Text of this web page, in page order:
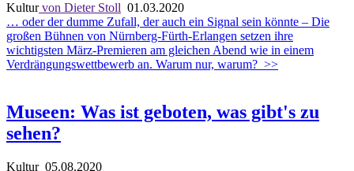
Kulturvon Dieter Stoll 01.03.2020
… oder der dumme Zufall, der auch ein Signal sein könnte – Die
großen Bühnen von Nürnberg-Fürth-Erlangen setzen ihre
wichtigsten März-Premieren am gleichen Abend wie in einem
Verdrängungswettbewerb an. Warum nur, warum? >>
Museen: Was ist geboten, was gibt's zu
sehen?
Kultur05.08.2020